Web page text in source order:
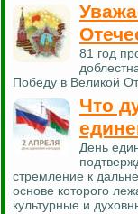
81 год
Победу в Великой
Что
День
стремление к
основе которого
культурные и